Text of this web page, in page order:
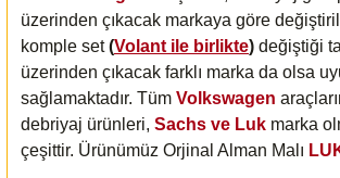
üzerinden çıkacak markaya göre
komple set(Volant ile birlikte) değiştiği
üzerinden çıkacak farklı marka da olsa
sağlamaktadır. Tüm Volkswagen
debriyaj ürünleri, Sachs ve Luk marka
çeşittir. Ürünümüz Orjinal Alman Malı